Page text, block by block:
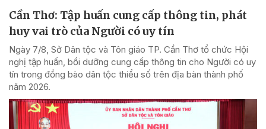
Cần Thơ: Tập huấn cung cấp thông tin, phát
huy vai trò của Người có uy tín
Ngày 7/8, Sở Dân tộc và Tôn giáo TP. Cần Thơ tổ chức Hội
nghị tập huấn, bồi dưỡng cung cấp thông tin cho Người có uy
tín trong đồng bào dân tộc thiểu số trên địa bàn thành phố
năm 2026.